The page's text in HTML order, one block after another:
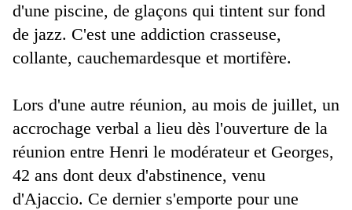
d'une piscine, de glaçons qui tintent sur fond
de jazz. C'est une addiction crasseuse,
collante, cauchemardesque et mortifère.
Lors d'une autre réunion, au mois de juillet, un
accrochage verbal a lieu dès l'ouverture de la
réunion entre Henri le modérateur et Georges,
42 ans dont deux d'abstinence, venu
d'Ajaccio. Ce dernier s'emporte pour une